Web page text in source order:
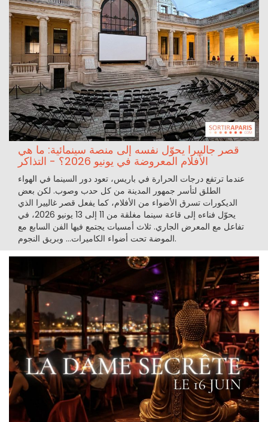
قصر جالييرا يحوّل نفسه إلى منصة سينمائية: ما هي
الأفلام المعروضة في يونيو 2026؟ - التذاكر
عندما ترتفع درجات الحرارة في باريس، تعود دور السينما في الهواء
الطلق لتأسر جمهور المدينة من كل حدب وصوب. لكن بعض
الديكورات تسرق الأضواء من الأفلام، كما يفعل قصر غالييرا الذي
يحوّل فناءه إلى قاعة سينما مغلقة من 11 إلى 13 يونيو 2026، في
تفاعل مع المعرض الجاري. ثلاث أمسيات يجتمع فيها الفن السابع مع
الموضة تحت أضواء الكاميرات… وبريق النجوم.